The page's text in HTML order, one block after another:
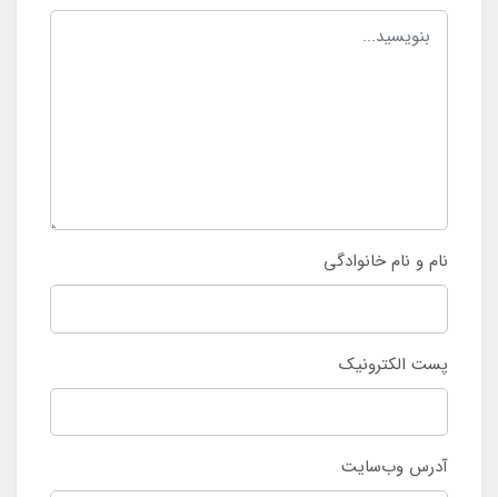
نام و نام خانوادگی
پست الکترونیک
آدرس وب‌سایت